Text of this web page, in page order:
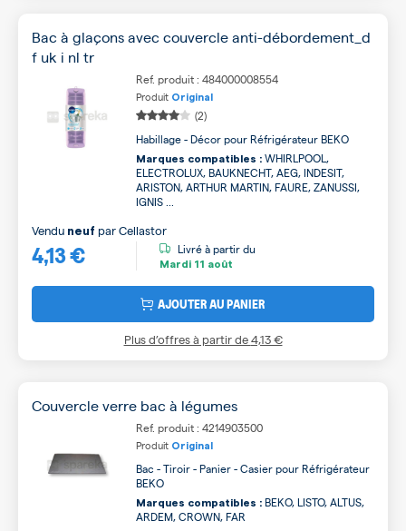
Bac à glaçons avec couvercle anti-débordement_d
f uk i nl tr
Ref. produit : 484000008554
Produit Original
(2)
Habillage - Décor pour Réfrigérateur BEKO
Marques compatibles : WHIRLPOOL,
ELECTROLUX, BAUKNECHT, AEG, INDESIT,
ARISTON, ARTHUR MARTIN, FAURE, ZANUSSI,
IGNIS ...
4,13 €
Vendu neuf parCellastor
Livré à partir du
Mardi 11 août
AJOUTER AU PANIER
Plus d’offres à partir de4,13 €
Couvercle verre bac à légumes
Ref. produit : 4214903500
Produit Original
Bac - Tiroir - Panier - Casier pour Réfrigérateur
BEKO
Marques compatibles : BEKO, LISTO, ALTUS,
ARDEM, CROWN, FAR